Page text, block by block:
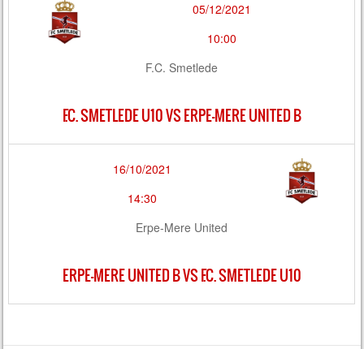
05/12/2021
10:00
F.C. Smetlede
F.C. SMETLEDE U10 VS ERPE-MERE UNITED B
16/10/2021
14:30
Erpe-Mere United
ERPE-MERE UNITED B VS F.C. SMETLEDE U10